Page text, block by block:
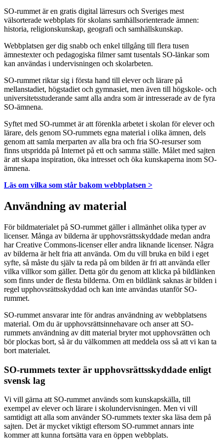
SO-rummet är en gratis digital lärresurs och Sveriges mest
välsorterade webbplats för skolans samhällsorienterade ämnen:
historia, religionskunskap, geografi och samhällskunskap.
Webbplatsen ger dig snabb och enkel tillgång till flera tusen
ämnestexter och pedagogiska filmer samt tusentals SO-länkar som
kan användas i undervisningen och skolarbeten.
SO-rummet riktar sig i första hand till elever och lärare på
mellanstadiet, högstadiet och gymnasiet, men även till högskole- och
universitetsstuderande samt alla andra som är intresserade av de fyra
SO-ämnena.
Syftet med SO-rummet är att förenkla arbetet i skolan för elever och
lärare, dels genom SO-rummets egna material i olika ämnen, dels
genom att samla merparten av alla bra och fria SO-resurser som
finns utspridda på Internet på ett och samma ställe. Målet med sajten
är att skapa inspiration, öka intresset och öka kunskaperna inom SO-
ämnena.
Läs om vilka som står bakom webbplatsen >
Användning av material
För bildmaterialet på SO-rummet gäller i allmänhet olika typer av
licenser. Många av bilderna är upphovsrättsskyddade medan andra
har Creative Commons-licenser eller andra liknande licenser. Några
av bilderna är helt fria att använda. Om du vill bruka en bild i eget
syfte, så måste du själv ta reda på om bilden är fri att använda eller
vilka villkor som gäller. Detta gör du genom att klicka på bildlänken
som finns under de flesta bilderna. Om en bildlänk saknas är bilden i
regel upphovsrättsskyddad och kan inte användas utanför SO-
rummet.
SO-rummet ansvarar inte för andras användning av webbplatsens
material. Om du är upphovsrättsinnehavare och anser att SO-
rummets användning av ditt material bryter mot upphovsrätten och
bör plockas bort, så är du välkommen att meddela oss så att vi kan ta
bort materialet.
SO-rummets texter är upphovsrättsskyddade enligt
svensk lag
Vi vill gärna att SO-rummet används som kunskapskälla, till
exempel av elever och lärare i skolundervisningen. Men vi vill
samtidigt att alla som använder SO-rummets texter ska läsa dem på
sajten. Det är mycket viktigt eftersom SO-rummet annars inte
kommer att kunna fortsätta vara en öppen webbplats.